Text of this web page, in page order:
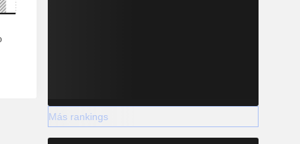
Más rankings